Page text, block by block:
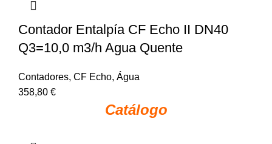
Contador Entalpía CF Echo II DN40
Q3=10,0 m3/h Agua Quente
Contadores, CF Echo, Água
358,80 €
Catálogo